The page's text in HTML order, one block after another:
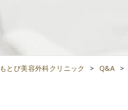
もとび美容外科クリニック > Q&A >